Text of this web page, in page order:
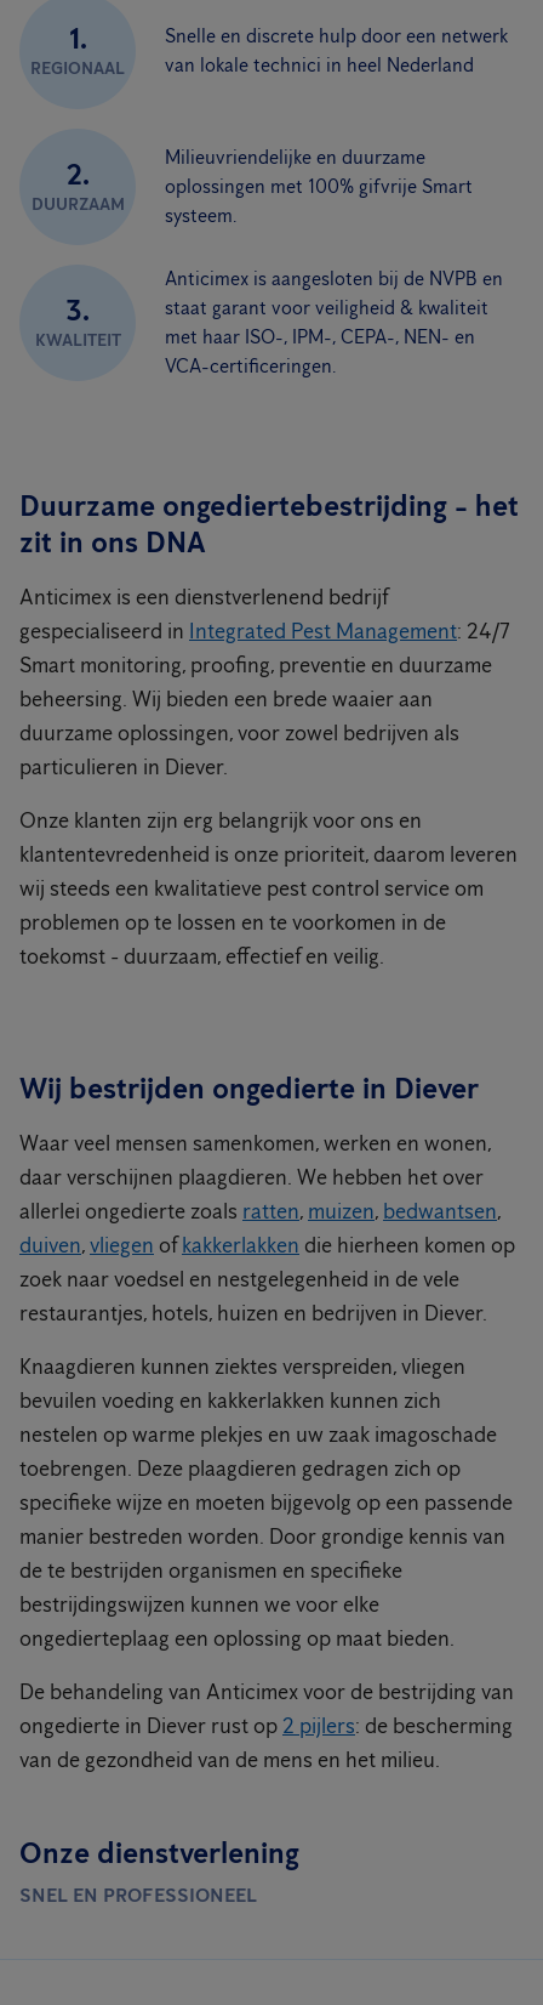
1.
REGIONAAL
Snelle en discrete hulp door een netwerk
van lokale technici in heel Nederland
2.
DUURZAAM
Milieuvriendelijke en duurzame
oplossingen met 100% gifvrije Smart
systeem.
3.
KWALITEIT
Anticimex is aangesloten bij de NVPB en
staat garant voor veiligheid & kwaliteit
met haar ISO-, IPM-, CEPA-, NEN- en
VCA-certificeringen.
Duurzame ongediertebestrijding - het
zit in ons DNA
Anticimex is een dienstverlenend bedrijf
gespecialiseerd in Integrated Pest Management: 24/7
Smart monitoring, proofing, preventie en duurzame
beheersing. Wij bieden een brede waaier aan
duurzame oplossingen, voor zowel bedrijven als
particulieren in Diever.
Onze klanten zijn erg belangrijk voor ons en
klantentevredenheid is onze prioriteit, daarom leveren
wij steeds een kwalitatieve pest control service om
problemen op te lossen en te voorkomen in de
toekomst - duurzaam, effectief en veilig.
Wij bestrijden ongedierte in Diever
Waar veel mensen samenkomen, werken en wonen,
daar verschijnen plaagdieren. We hebben het over
allerlei ongedierte zoals ratten, muizen, bedwantsen,
duiven,vliegen ofkakkerlakken die hierheen komen op
zoek naar voedsel en nestgelegenheid in de vele
restaurantjes, hotels, huizen en bedrijven in Diever.
Knaagdieren kunnen ziektes verspreiden, vliegen
bevuilen voeding en kakkerlakken kunnen zich
nestelen op warme plekjes en uw zaak imagoschade
toebrengen. Deze plaagdieren gedragen zich op
specifieke wijze en moeten bijgevolg op een passende
manier bestreden worden. Door grondige kennis van
de te bestrijden organismen en specifieke
bestrijdingswijzen kunnen we voor elke
ongedierteplaag een oplossing op maat bieden.
De behandeling van Anticimex voor de bestrijding van
ongedierte in Diever rust op 2 pijlers: de bescherming
van de gezondheid van de mens en het milieu.
Onze dienstverlening
SNEL EN PROFESSIONEEL